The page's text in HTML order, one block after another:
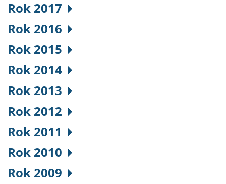
Rok 2017
Rok 2016
Rok 2015
Rok 2014
Rok 2013
Rok 2012
Rok 2011
Rok 2010
Rok 2009